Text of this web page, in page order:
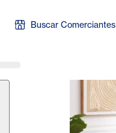
Buscar Comerciantes